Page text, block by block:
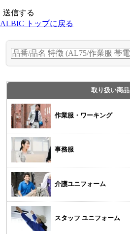
ALBIC トップに戻る
取り扱い商品
作業服・ワーキング
事務服
介護ユニフォーム
スタッフ ユニフォーム